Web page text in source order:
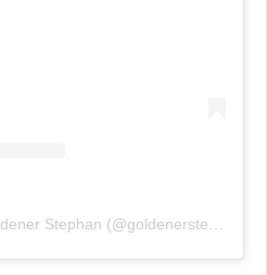
Ein Beitrag geteilt von Goldener Stephan (@goldenerstephan.de)